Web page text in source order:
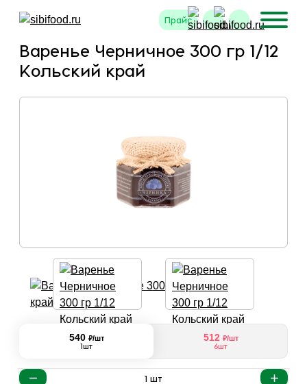
Прайс
Варенье Черничное 300 гр 1/12
Кольский край
540 ₽/шт
1шт
512 ₽/шт
6шт
1 шт